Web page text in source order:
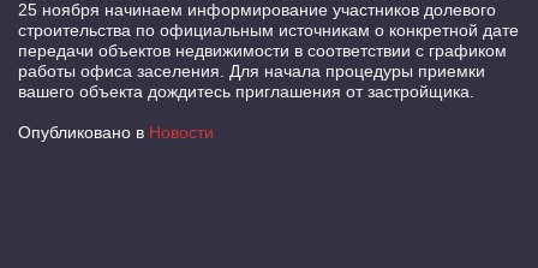
25 ноября начинаем информирование участников долевого
строительства по официальным источникам о конкретной дате
передачи объектов недвижимости в соответствии с графиком
работы офиса заселения. Для начала процедуры приемки
вашего объекта дождитесь приглашения от застройщика.
Опубликовано в Новости